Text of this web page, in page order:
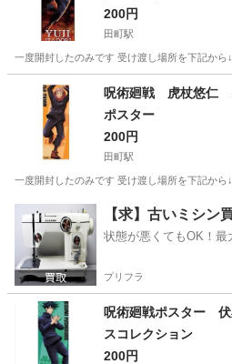
200円
田町駅
一度開封したのみです 受け渡し場所を下記か
港区 田町駅 マンガ、コミッ
呪術廻戦 虎杖悠仁
ポスター
200円
田町駅
一度開封したのみです 受け渡し場所を下記か
東京 港区 田町駅 マンガ、コミッ
【求】古いミシ
状態が悪くてもOK！最
プリフラ
呪術廻戦ポスター
スコレクション
200円